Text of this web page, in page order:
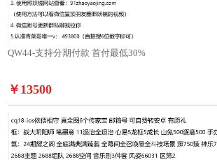
QW44-支持分期付款 首付最低30%
￥13500